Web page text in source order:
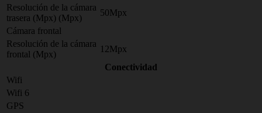
Resolución de la cámara
trasera (Mpx) (Mpx)
50Mpx
Cámara frontal
Resolución de la cámara
frontal (Mpx)
12Mpx
Conectividad
Wifi
Wifi 6
GPS